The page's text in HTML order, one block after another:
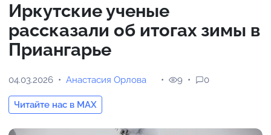
Иркутские ученые
рассказали об итогах зимы в
Приангарье
04.03.2026 Анастасия Орлова
Читайте нас в MAX
9 0